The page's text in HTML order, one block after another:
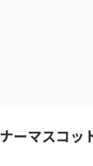
ーマスコッ